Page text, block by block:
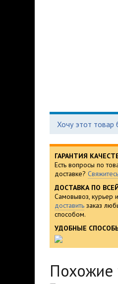
Хочу этот товар
ГАРАНТИЯ
Есть вопросы по
доставке?
ДОСТАВКА ПО
Самовывоз, курьер
доставить заказ
способом.
УДОБНЫЕ
Похожие